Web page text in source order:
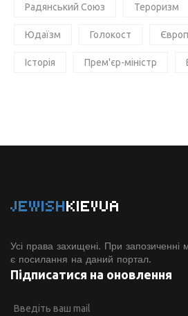
Радянський Союз Тероризм
Юдаїзм Голокост
Історія Прем'єр-міністр
JEWISHKIEVUA
Усі права захищені. При запозиченні
є посилання на даний портал.
Підписатися на оновлення